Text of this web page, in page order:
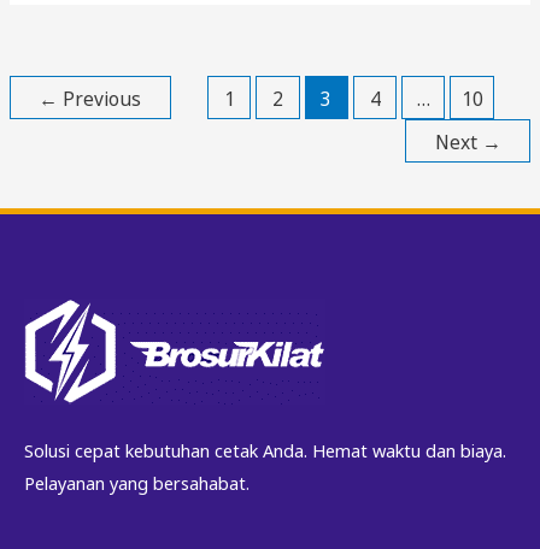
← Previous 1 2 3 4 …
10
Next →
Solusi cepat kebutuhan cetak Anda. Hemat waktu dan biaya.
Pelayanan yang bersahabat.